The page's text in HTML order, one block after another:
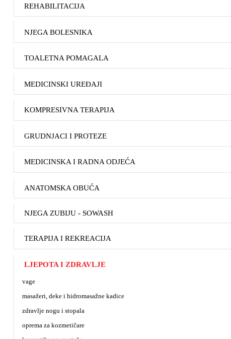
REHABILITACIJA
NJEGA BOLESNIKA
TOALETNA POMAGALA
MEDICINSKI UREĐAJI
KOMPRESIVNA TERAPIJA
GRUDNJACI I PROTEZE
MEDICINSKA I RADNA ODJEĆA
ANATOMSKA OBUĆA
NJEGA ZUBIJU - SOWASH
TERAPIJA I REKREACIJA
LJEPOTA I ZDRAVLJE
vage
masažeri, deke i hidromasažne kadice
zdravlje nogu i stopala
oprema za kozmetičare